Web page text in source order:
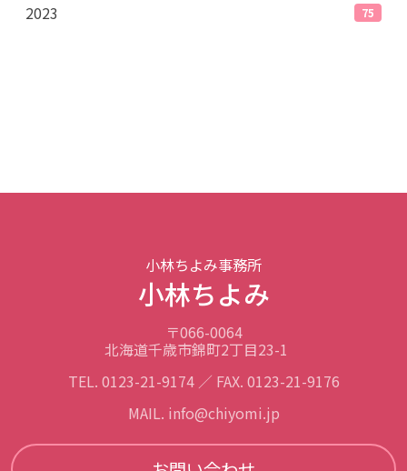
2023 75
小林ちよみ事務所
小林ちよみ
〒066-0064
北海道千歳市錦町2丁目23-1
TEL. 0123-21-9174 ／ FAX. 0123-21-9176
MAIL. info@chiyomi.jp